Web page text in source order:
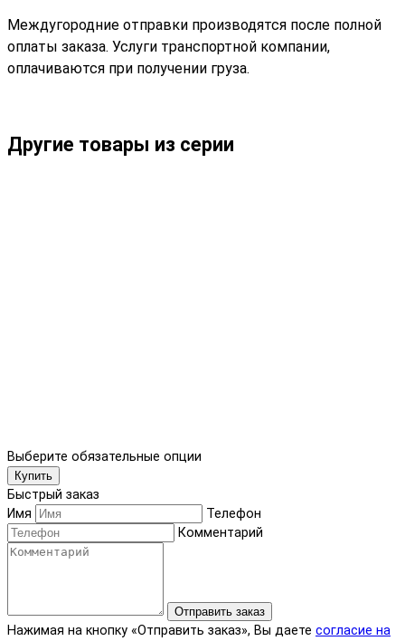
Междугородние отправки производятся после полной
оплаты заказа. Услуги транспортной компании,
оплачиваются при получении груза.
Другие товары из серии
Выберите обязательные опции
Купить
Быстрый заказ
Имя
Телефон
Комментарий
Отправить заказ
Нажимая на кнопку «Отправить заказ», Вы даете согласие на